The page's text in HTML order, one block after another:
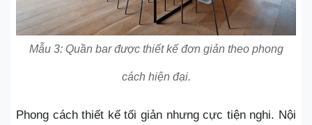
Mẫu 3: Quần bar được thiết kế đơn giản theo phong
cách hiện đại.
Phong cách thiết kế tối giản nhưng cực tiện nghi. Nội